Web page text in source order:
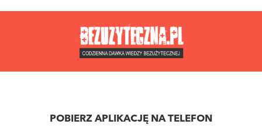
POBIERZ APLIKACJĘ NA TELEFON